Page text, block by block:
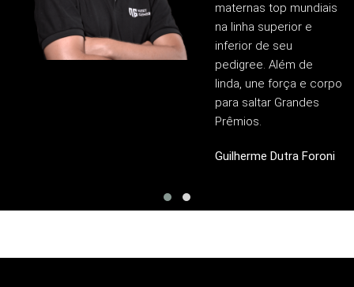
maternas top mundiais
na linha superior e
inferior de seu
pedigree. Além de
linda, une força e corpo
para saltar Grandes
Prêmios.
Guilherme Dutra Foroni